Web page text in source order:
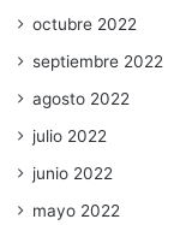
octubre 2022
septiembre 2022
agosto 2022
julio 2022
junio 2022
mayo 2022